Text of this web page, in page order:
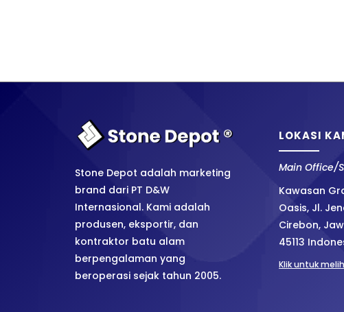
Stone Depot adalah marketing
brand dari PT D&W
Internasional. Kami adalah
produsen, eksportir, dan
kontraktor batu alam
berpengalaman yang
beroperasi sejak tahun 2005.
LOKASI
Main Office/
Kawasan
Oasis, Jl.
Cirebon,
45113
Klik untuk